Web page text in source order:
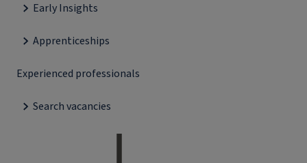
Early Insights
Apprenticeships
Experienced professionals
Search vacancies